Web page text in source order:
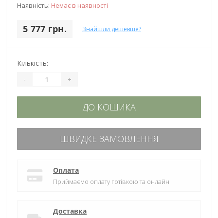
Наявність: Немає в наявності
5 777 грн. Знайшли дешевше?
Кількість:
- +
ДО КОШИКА
ШВИДКЕ ЗАМОВЛЕННЯ
Оплата
Приймаємо оплату готівкою та онлайн
Доставка